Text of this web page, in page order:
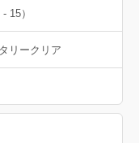
15）
リークリア